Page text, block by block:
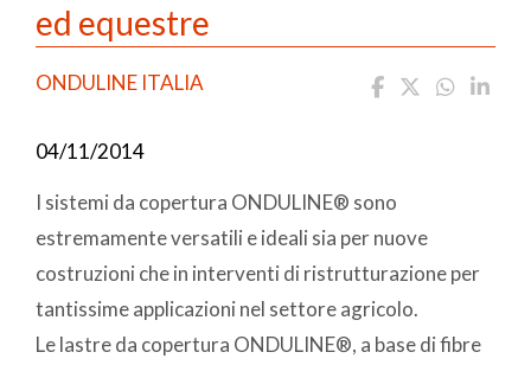
ed equestre
ONDULINE ITALIA
04/11/2014
I sistemi da copertura ONDULINE® sono
estremamente versatili e ideali sia per nuove
costruzioni che in interventi di ristrutturazione per
tantissime applicazioni nel settore agricolo.
Le lastre da copertura ONDULINE®, a base di fibre